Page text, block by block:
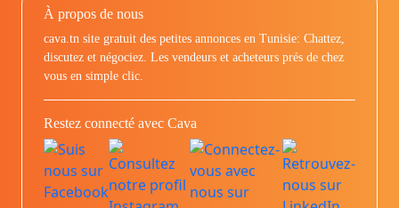
À propos de nous
cava.tn site gratuit des petites annonces en Tunisie: Chattez,
discutez et négociez. Les vendeurs et acheteurs prés de chez
vous en simple clic.
Restez connecté avec Cava